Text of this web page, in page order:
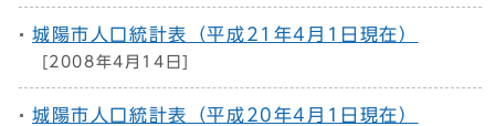
城陽市人口統計表（平成21年4月1日現在）
[2008年4月14日]
城陽市人口統計表（平成20年4月1日現在）